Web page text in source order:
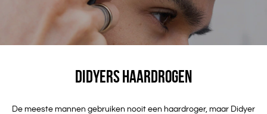
DIDYERS HAARDROGEN
De meeste mannen gebruiken nooit een haardroger, maar Didyer